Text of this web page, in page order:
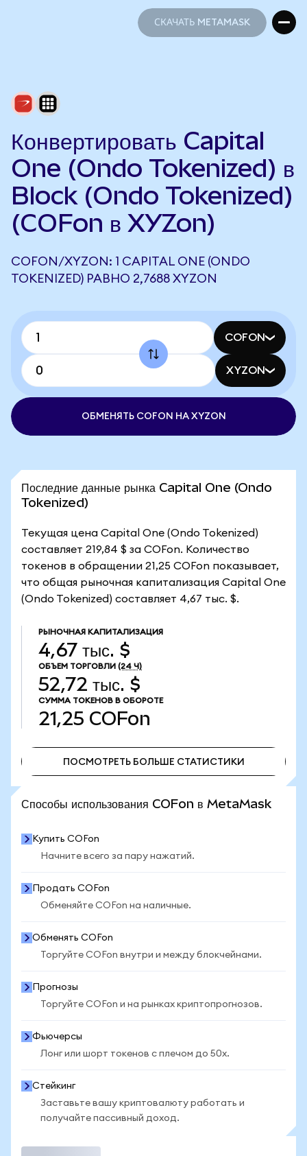
СКАЧАТЬ METAMASK
Конвертировать Capital
One (Ondo Tokenized) в
Block (Ondo Tokenized)
(COFon в XYZon)
COFON/XYZON: 1 CAPITAL ONE (ONDO
TOKENIZED) РАВНО 2,7688 XYZON
COFON
XYZON
ОБМЕНЯТЬ COFON НА XYZON
Последние данные рынка Capital One (Ondo
Tokenized)
Текущая цена Capital One (Ondo Tokenized)
составляет 219,84 $ за COFon. Количество
токенов в обращении 21,25 COFon показывает,
что общая рыночная капитализация Capital One
(Ondo Tokenized) составляет 4,67 тыс. $.
РЫНОЧНАЯ КАПИТАЛИЗАЦИЯ
4,67 тыс. $
ОБЪЕМ ТОРГОВЛИ (24 Ч)
52,72 тыс. $
СУММА ТОКЕНОВ В ОБОРОТЕ
21,25 COFon
ПОСМОТРЕТЬ БОЛЬШЕ СТАТИСТИКИ
Способы использования COFon в MetaMask
Купить COFon
Начните всего за пару нажатий.
Продать COFon
Обменяйте COFon на наличные.
Обменять COFon
Торгуйте COFon внутри и между блокчейнами.
Прогнозы
Торгуйте COFon и на рынках криптопрогнозов.
Фьючерсы
Лонг или шорт токенов с плечом до 50x.
Стейкинг
Заставьте вашу криптовалюту работать и
получайте пассивный доход.